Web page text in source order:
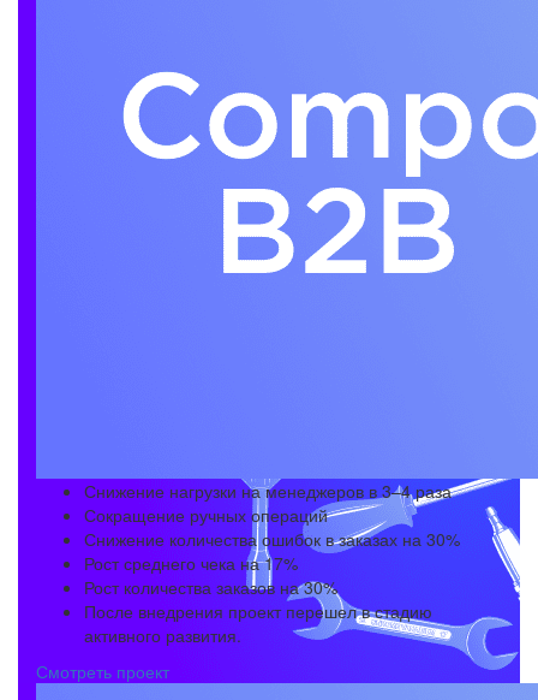
Снижение нагрузки на менеджеров в 3–4 раза
Сокращение ручных операций
Снижение количества ошибок в заказах на 30%
Рост среднего чека на 17%
Рост количества заказов на 30%
После внедрения проект перешел в стадию
активного развития.
Смотреть проект